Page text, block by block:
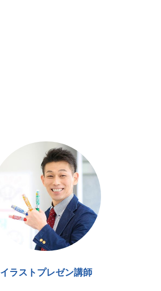
イラストプレゼン講師